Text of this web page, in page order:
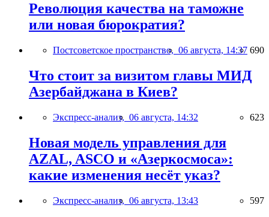
Революция качества на таможне
или новая бюрократия?
Постсоветское пространство, 06 августа, 14:37 690
Что стоит за визитом главы МИД
Азербайджана в Киев?
Экспресс-анализ, 06 августа, 14:32 623
Новая модель управления для
AZAL, ASCO и «Азеркосмоса»:
какие изменения несёт указ?
Экспресс-анализ, 06 августа, 13:43 597